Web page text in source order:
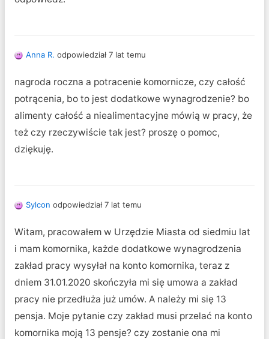
Anna R. odpowiedział 7 lat temu
nagroda roczna a potracenie komornicze, czy całość
potrącenia, bo to jest dodatkowe wynagrodzenie? bo
alimenty całość a niealimentacyjne mówią w pracy, że
też czy rzeczywiście tak jest? proszę o pomoc,
dziękuję.
Sylcon odpowiedział 7 lat temu
Witam, pracowałem w Urzędzie Miasta od siedmiu lat
i mam komornika, każde dodatkowe wynagrodzenia
zakład pracy wysyłał na konto komornika, teraz z
dniem 31.01.2020 skończyła mi się umowa a zakład
pracy nie przedłuża już umów. A należy mi się 13
pensja. Moje pytanie czy zakład musi przelać na konto
komornika moją 13 pensje? czy zostanie ona mi